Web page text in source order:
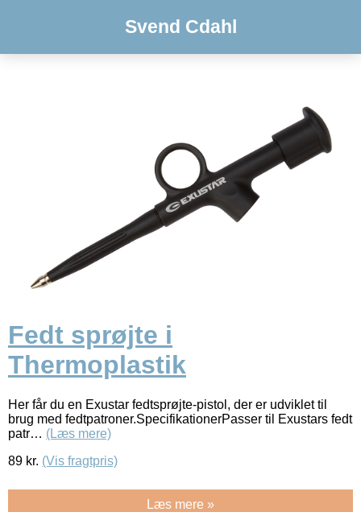
Svend Cdahl
Fedt sprøjte i
Thermoplastik
Her får du en Exustar fedtsprøjte-pistol, der er udviklet til
brug med fedtpatroner.SpecifikationerPasser til Exustars fedt
patr… (Læs mere)
89 kr. (Vis fragtpris)
Læs mere »